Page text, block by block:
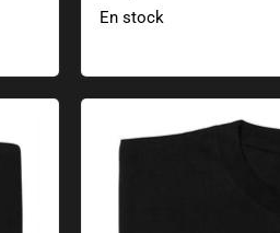
En stock
Free Mask